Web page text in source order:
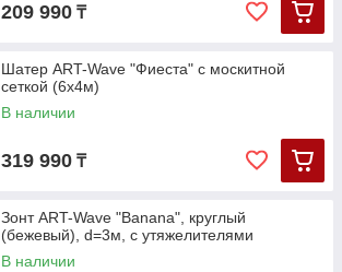
209 990 ₸
Шатер ART-Wave "Фиеста" с москитной
сеткой (6х4м)
В наличии
319 990 ₸
Зонт ART-Wave "Banana", круглый
(бежевый), d=3м, с утяжелителями
В наличии